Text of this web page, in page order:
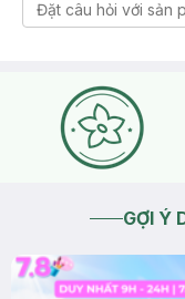
GỢI Ý